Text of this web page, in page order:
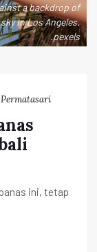
a backdrop of
in Los Angeles.
.pexels
ini, tetap